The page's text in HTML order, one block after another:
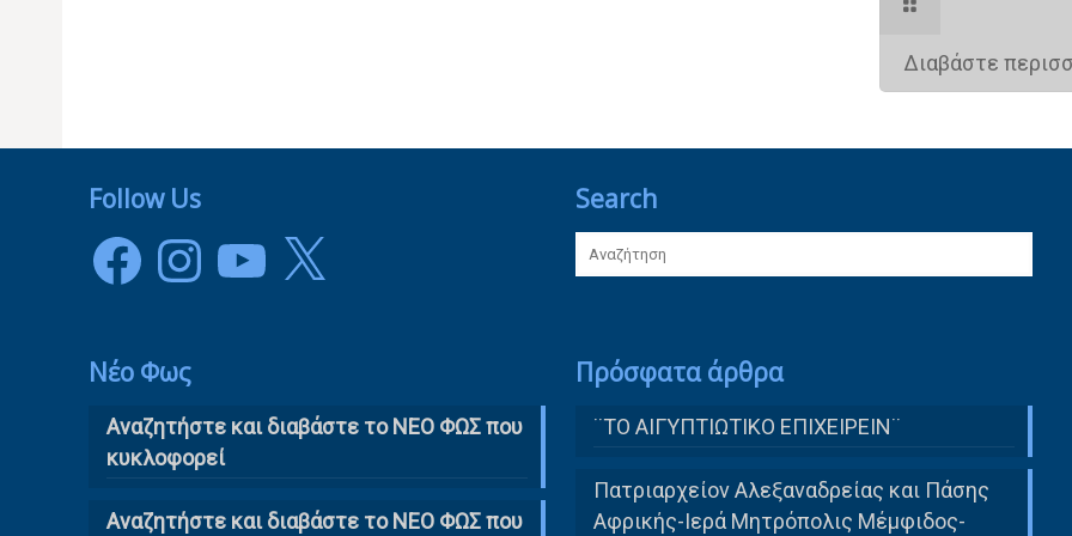
Διαβάστε
Follow Us
FacebookInstagramYouTube
X
Νέο Φως
Αναζητήστε και διαβάστε το NΕΟ ΦΩΣ που
κυκλοφορεί
Αναζητήστε και διαβάστε το ΝΕΟ ΦΩΣ που
Search
Πρόσφατα άρθρα
¨ΤΟ ΑΙΓΥΠΤΙΩΤΙΚΟ ΕΠΙΧΕΙΡΕΙΝ¨
Πατριαρχείον Αλεξαναδρείας και Πάσης
Αφρικής-Ιερά Μητρόπολις Μέμφιδος-